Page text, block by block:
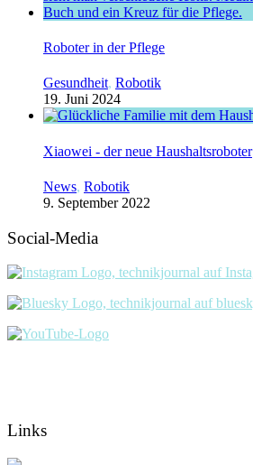
Roboter in der Pflege
Gesundheit, Robotik
19. Juni 2024
Xiaowei - der neue Haushaltsroboter
News, Robotik
9. September 2022
Social-Media
Links